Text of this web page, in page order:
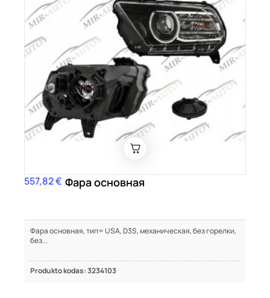
Цена
557,82 € Фара основная
Фара основная, тип= USA, D3S, механическая, без горелки,
без...
Produkto kodas: 3234103